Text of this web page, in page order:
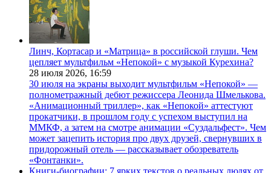
Линч, Кортасар и «Матрица» в российской глуши. Чем
цепляет мультфильм «Непокой» с музыкой Курехина?
28 июля 2026, 16:59
30 июля на экраны выходит мультфильм «Непокой» —
полнометражный дебют режиссера Леонида Шмелькова.
«Анимационный триллер», как «Непокой» аттестуют
прокатчики, в прошлом году с успехом выступил на
ММКФ, а затем на смотре анимации «Суздальфест». Чем
может зацепить история про двух друзей, свернувших в
придорожный отель — рассказывает обозреватель
«Фонтанки».
Книги-биографии: 7 ярких текстов о реальных людях от